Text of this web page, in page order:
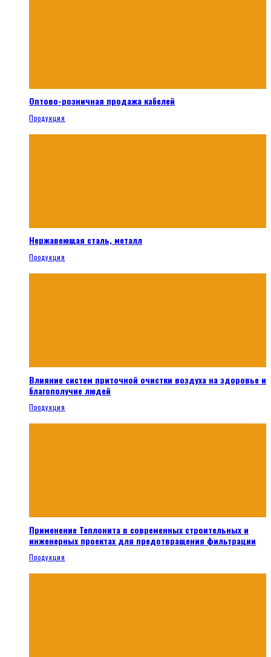
Оптово-розничная продажа кабелей
Продукция
Нержавеющая сталь, металл
Продукция
Влияние систем приточной очистки воздуха на здоровье и
благополучие людей
Продукция
Применение Теплонита в современных строительных и
инженерных проектах для предотвращения фильтрации
Продукция